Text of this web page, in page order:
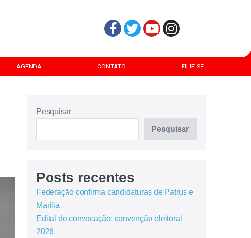
AGENDA CONTATO FILIE-SE
Pesquisar
Pesquisar
Posts recentes
Federação confirma candidaturas de Patrus e
Marília
Edital de convocação: convenção eleitoral
2026